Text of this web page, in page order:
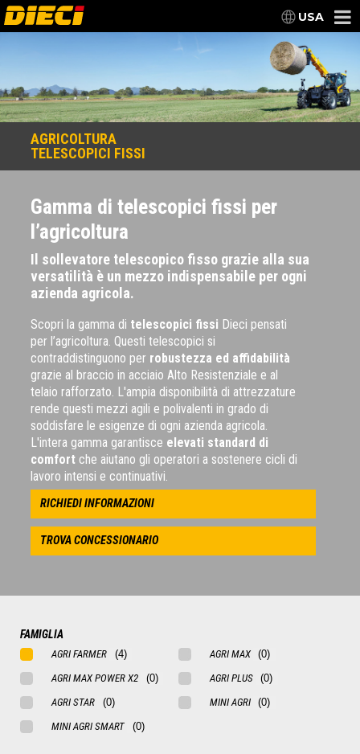
USA
AGRICOLTURA
TELESCOPICI FISSI
Gamma di telescopici fissi per
l’agricoltura
Il sollevatore telescopico fisso grazie alla sua
versatilità è un mezzo indispensabile per ogni
azienda agricola.
Scopri la gamma di telescopici fissi Dieci pensati
per l’agricoltura. Questi telescopici si
contraddistinguono per robustezza ed affidabilità
grazie al braccio in acciaio Alto Resistenziale e al
telaio rafforzato. L'ampia disponibilità di attrezzature
rende questi mezzi agili e polivalenti in grado di
soddisfare le esigenze di ogni azienda agricola.
L'intera gamma garantisce elevati standard di
comfort che aiutano gli operatori a sostenere cicli di
lavoro intensi e continuativi.
RICHIEDI INFORMAZIONI
TROVA CONCESSIONARIO
FAMIGLIA
AGRI FARMER
AGRI MAX
AGRI MAX POWER X2
AGRI PLUS
AGRI STAR
MINI AGRI
MINI AGRI SMART